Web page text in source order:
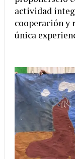
actividad
cooperación y
única